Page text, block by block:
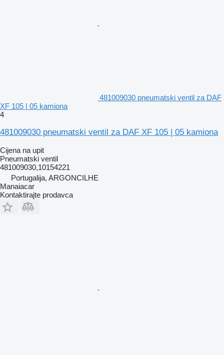
481009030 pneumatski ventil za DAF
XF 105 | 05 kamiona
4
481009030 pneumatski ventil za DAF XF 105 | 05 kamiona
Cijena na upit
Pneumatski ventil
481009030,10154221
Portugalija, ARGONCILHE
Manaiacar
Kontaktirajte prodavca